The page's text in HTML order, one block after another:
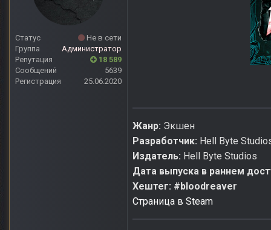
Статус
Не в сети
Группа
Администратор
Репутация
18 589
Сообщений
5639
Регистрация
25.06.2020
Жанр: Экшен
Разработчик: Hell Byte
Издатель: Hell Byte Studios
Дата выпуска в раннем
Хештег: #bloodreaver
Страница в Steam